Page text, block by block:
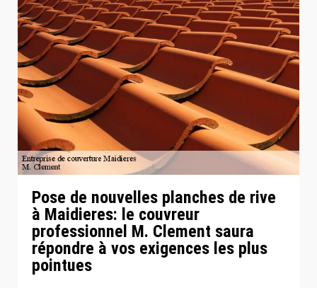
Pose de nouvelles planches de rive
à Maidieres: le couvreur
professionnel M. Clement saura
répondre à vos exigences les plus
pointues